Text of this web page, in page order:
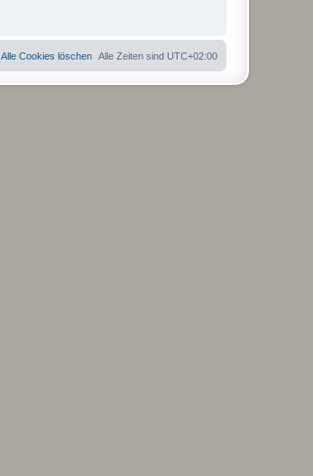
Alle Zeiten sind UTC+02:00
Alle Cookies löschen